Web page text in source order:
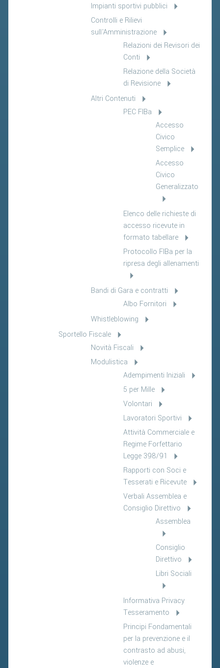
Impianti sportivi pubblici
Controlli e Rilievi
sull'Amministrazione
Relazioni dei Revisori dei
Conti
Relazione della Società
di Revisione
Altri Contenuti
PEC FIBa
Accesso
Civico
Semplice
Accesso
Civico
Generalizzato
Elenco delle richieste di
accesso ricevute in
formato tabellare
Protocollo FIBa per la
ripresa degli allenamenti
Bandi di Gara e contratti
Albo Fornitori
Whistleblowing
Sportello Fiscale
Novità Fiscali
Modulistica
Adempimenti Iniziali
5 per Mille
Volontari
Lavoratori Sportivi
Attività Commerciale e
Regime Forfettario
Legge 398/91
Rapporti con Soci e
Tesserati e Ricevute
Verbali Assemblea e
Consiglio Direttivo
Assemblea
Consiglio
Direttivo
Libri Sociali
Informativa Privacy
Tesseramento
Principi Fondamentali
per la prevenzione e il
contrasto ad abusi,
violenze e